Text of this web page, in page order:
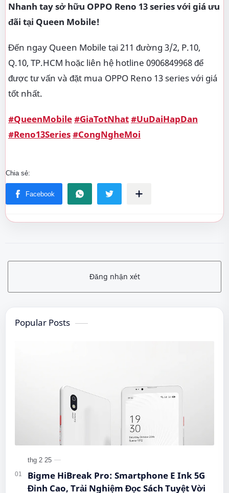
Nhanh tay sở hữu OPPO Reno 13 series với giá ưu
đãi tại Queen Mobile!
Đến ngay Queen Mobile tại 211 đường 3/2, P.10,
Q.10, TP.HCM hoặc liên hệ hotline 0906849968 để
được tư vấn và đặt mua OPPO Reno 13 series với giá
tốt nhất.
#QueenMobile#GiaTotNhat#UuDaiHapDan
#Reno13Series#CongNgheMoi
Đăng nhận xét
Popular Posts
Bigme HiBreak Pro: Smartphone E Ink 5G
Đỉnh Cao, Trải Nghiệm Đọc Sách Tuyệt Vời